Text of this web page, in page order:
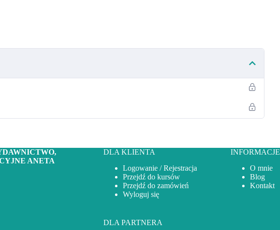
potrzeb uczniów i mieć pewność, że to co robisz, robisz dobrze.
uczniem posiadającym opinię lub orzeczenie o potrzebie kształcenia
ANETA
DLA KLIENTA
Logowanie / Rejestracja
Przejdź do kursów
Przejdź do zamówień
Wyloguj się
DLA PARTNERA
INFORMACJE
O mnie
Blog
Kontakt